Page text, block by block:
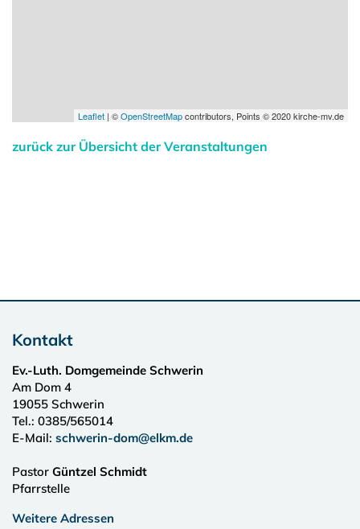
Leaflet | ©OpenStreetMapcontributors, Points © 2020 kirche-mv.de
zurück zur Übersicht der Veranstaltungen
Kontakt
Ev.-Luth. Domgemeinde Schwerin
Am Dom 4
19055 Schwerin
Tel.: 0385/565014
E-Mail: schwerin-dom@elkm.de
Pastor Güntzel Schmidt
Pfarrstelle
Weitere Adressen